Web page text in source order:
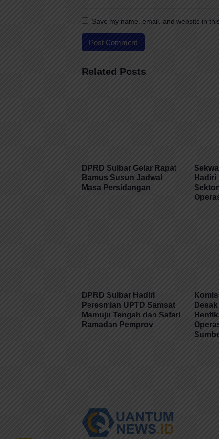
Save my name, email, and website in
Related Posts
DPRD Sulbar Gelar Rapat
Bamus Susun Jadwal
Masa Persidangan
Hadiri
DPRD Sulbar Hadiri
Peresmian UPTD Samsat
Mamuju Tengah dan Safari
Ramadan Pemprov